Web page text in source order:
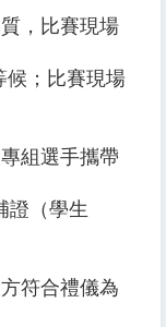
，比賽現場
候；比賽現場
組選手攜帶
證（學生
符合禮儀為